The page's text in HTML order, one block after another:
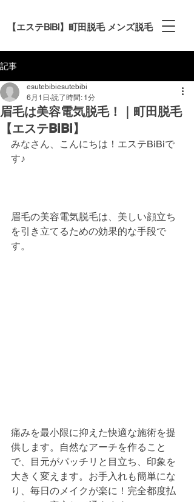
【エステBiBi】町田脱毛 メンズ脱毛
記事
眉毛は美容電気脱毛！｜町田脱毛
【エステBiBi】
esutebibiesutebibi
6月1日 読了時間: 1分
みなさん、こんにちは！エステBiBiで
す♪
眉毛の美容電気脱毛は、美しい顔立ち
を引き立てるための効果的な手段で
す。
痛みを最小限に抑えた快適な施術を提
供します。自然なアーチを作ること
で、目元がパッチリと目立ち、印象を
大きく変えます。お手入れも簡単にな
り、毎日のメイクが楽に！完全都度払